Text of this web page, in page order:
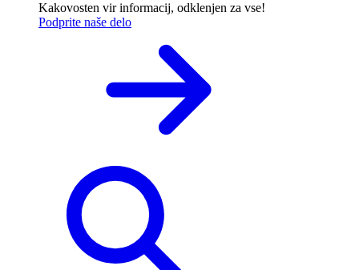
Kakovosten vir informacij, odklenjen za vse!
Podprite naše delo